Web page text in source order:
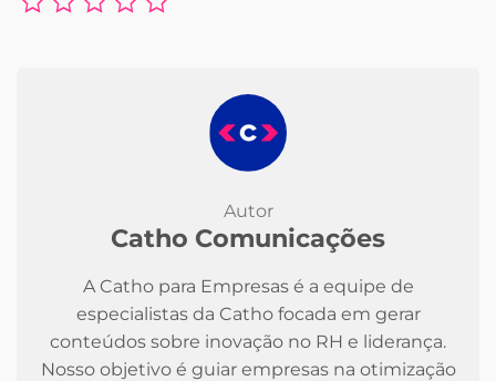
Autor
Catho Comunicações
A Catho para Empresas é a equipe de
especialistas da Catho focada em gerar
conteúdos sobre inovação no RH e liderança.
Nosso objetivo é guiar empresas na otimização